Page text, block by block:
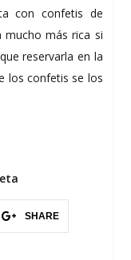
con confetis de
mucho más rica si
reservarla en la
los confetis se los
SHARE